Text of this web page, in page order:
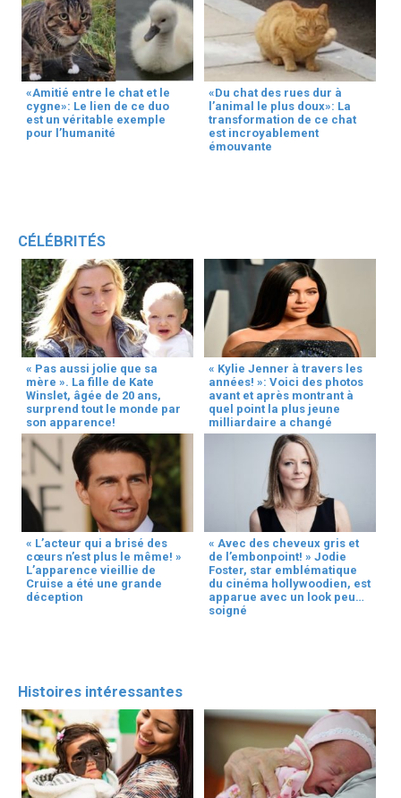
«Amitié entre le chat et le
cygne»: Le lien de ce duo
est un véritable exemple
pour l’humanité
«Du chat des rues dur à
l’animal le plus doux»: La
transformation de ce chat
est incroyablement
émouvante
CÉLÉBRITÉS
« Pas aussi jolie que sa
mère ». La fille de Kate
Winslet, âgée de 20 ans,
surprend tout le monde par
son apparence!
« Kylie Jenner à travers les
années! »: Voici des photos
avant et après montrant à
quel point la plus jeune
milliardaire a changé
« L’acteur qui a brisé des
cœurs n’est plus le même! »
L’apparence vieillie de
Cruise a été une grande
déception
« Avec des cheveux gris et
de l’embonpoint! » Jodie
Foster, star emblématique
du cinéma hollywoodien, est
apparue avec un look peu
soigné
Histoires intéressantes